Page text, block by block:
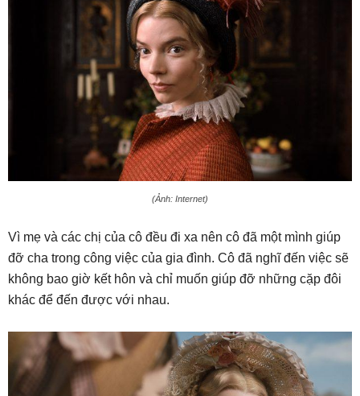
(Ảnh: Internet)
Vì mẹ và các chị của cô đều đi xa nên cô đã một mình giúp
đỡ cha trong công việc của gia đình. Cô đã nghĩ đến việc sẽ
không bao giờ kết hôn và chỉ muốn giúp đỡ những cặp đôi
khác để đến được với nhau.